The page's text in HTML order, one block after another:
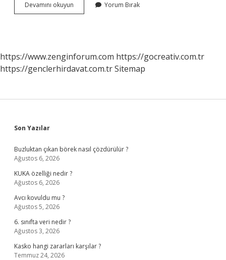
Devamını okuyun
En
Yorum Bırak
https://www.zenginforum.com https://gocreativ.com.tr
https://genclerhirdavat.com.trSitemap
Sidebar
Son Yazılar
Buzluktan çıkan börek nasıl çözdürülür ?
Ağustos 6, 2026
KUKA özelliği nedir ?
Ağustos 6, 2026
Avcı kovuldu mu ?
Ağustos 5, 2026
6. sınıfta veri nedir ?
Ağustos 3, 2026
Kasko hangi zararları karşılar ?
Temmuz 24, 2026